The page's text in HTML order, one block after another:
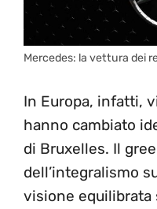
Mercedes: la vettura dei
In Europa, infatti,
hanno cambiato
di Bruxelles. Il
dell’integralismo
visione equilibrata